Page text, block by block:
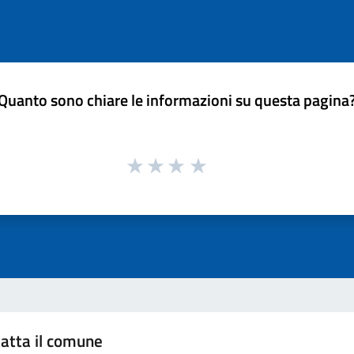
sono chiare le informazioni su questa
il comune